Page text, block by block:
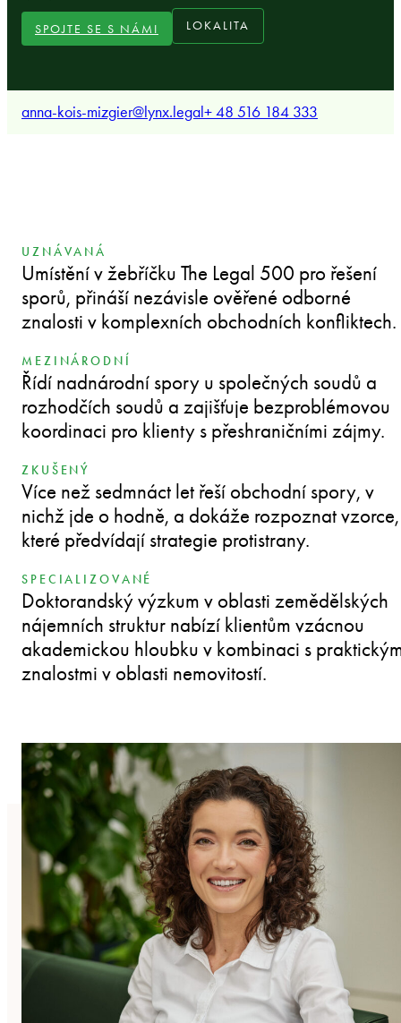
SPOJTE SE S NÁMI LOKALITA
anna-kois-mizgier@lynx.legal+ 48 516 184 333
UZNÁVANÁ
Umístění v žebříčku The Legal 500 pro řešení
sporů, přináší nezávisle ověřené odborné
znalosti v komplexních obchodních konfliktech.
MEZINÁRODNÍ
Řídí nadnárodní spory u společných soudů a
rozhodčích soudů a zajišťuje bezproblémovou
koordinaci pro klienty s přeshraničními zájmy.
ZKUŠENÝ
Více než sedmnáct let řeší obchodní spory, v
nichž jde o hodně, a dokáže rozpoznat vzorce,
které předvídají strategie protistrany.
SPECIALIZOVANÉ
Doktorandský výzkum v oblasti zemědělských
nájemních struktur nabízí klientům vzácnou
akademickou hloubku v kombinaci s
znalostmi v oblasti nemovitostí.